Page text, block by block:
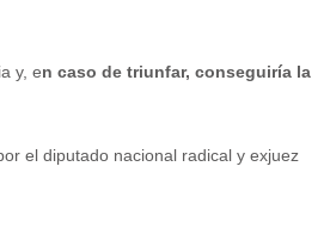
y, en caso de triunfar, conseguiría la
el diputado nacional radical y exjuez